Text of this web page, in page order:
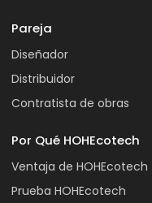
Pareja
Diseñador
Distribuidor
Contratista de obras
Por Qué HOHEcotech
Ventaja de HOHEcotech
Prueba HOHEcotech